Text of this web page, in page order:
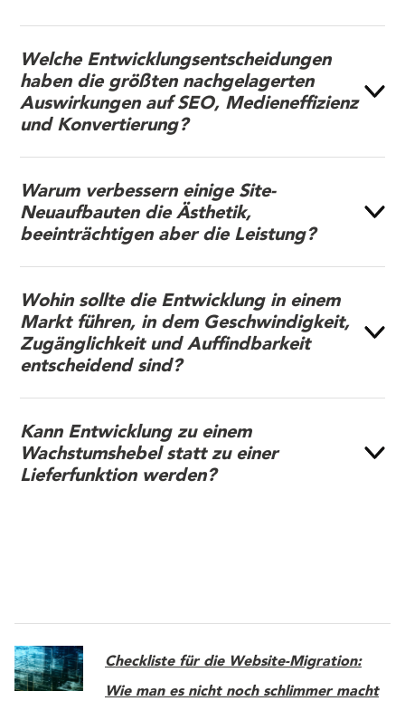
Welche Entwicklungsentscheidungen
haben die größten nachgelagerten
Auswirkungen auf SEO, Medieneffizienz
und Konvertierung?
Warum verbessern einige Site-
Neuaufbauten die Ästhetik,
beeinträchtigen aber die Leistung?
Wohin sollte die Entwicklung in einem
Markt führen, in dem Geschwindigkeit,
Zugänglichkeit und Auffindbarkeit
entscheidend sind?
Kann Entwicklung zu einem
Wachstumshebel statt zu einer
Lieferfunktion werden?
Checkliste für die Website-Migration:
Wie man es nicht noch schlimmer macht